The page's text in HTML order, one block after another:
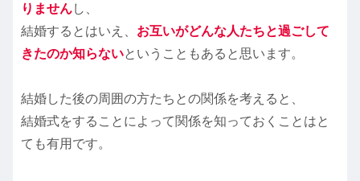
りませんし、
結婚するとはいえ、 お互いがどんな人たちと過ごして
きたのか知らないということもあると思います。
結婚した後の周囲の方たちとの関係を考えると、
結婚式をすることによって関係を知っておくことはと
ても有用です。